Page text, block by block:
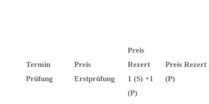
Termin
Prüfung
Preis
Erstprüfung
Preis
Rezert
1 (S) +1
(P)
Preis Rezert
(P)